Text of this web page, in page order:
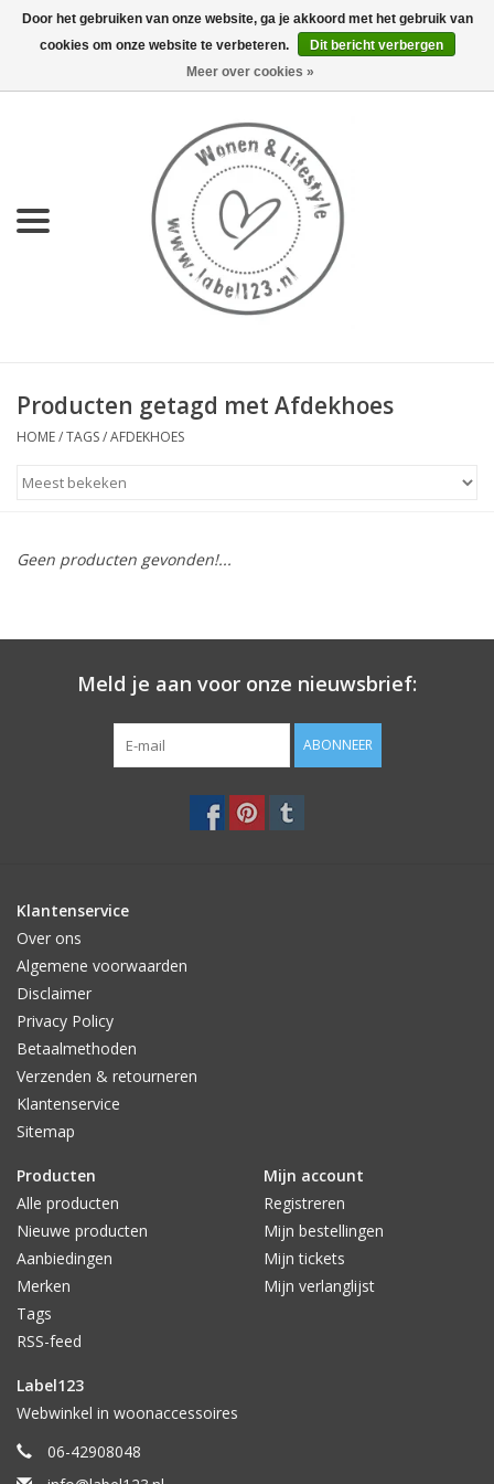
0 Artikelen - €0,00
KEUKEN
LIFESTYLE
MEUBELS
Producten getagd met Afdekhoes
HOME/TAGS/AFDEKHOES
Geen producten gevonden!...
Meld je aan voor onze nieuwsbrief:
ABONNEER
Klantenservice
Over ons
Algemene voorwaarden
Disclaimer
Privacy Policy
Betaalmethoden
Verzenden & retourneren
Klantenservice
Sitemap
Producten
Alle producten
Nieuwe producten
Aanbiedingen
Merken
Tags
RSS-feed
Mijn account
Registreren
Mijn bestellingen
Mijn tickets
Mijn verlanglijst
Label123
Webwinkel in woonaccessoires
06-42908048
Door het gebruiken van onze website, ga je akkoord met het gebruik van
cookies om onze website te verbeteren.
Dit bericht verbergen
Meer over cookies »